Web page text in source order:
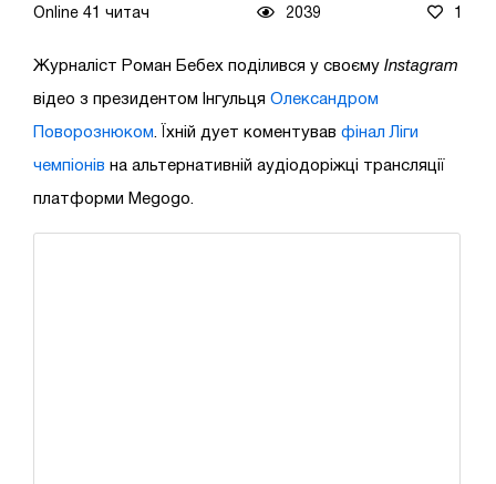
Online 41 читач 2039 1
Журналіст Роман Бебех поділився у своєму Instagram
відео з президентом Інгульця Олександром
Поворознюком . Їхній дует коментував фінал Ліги
чемпіонів на альтернативній аудіодоріжці трансляції
платформи Megogo.